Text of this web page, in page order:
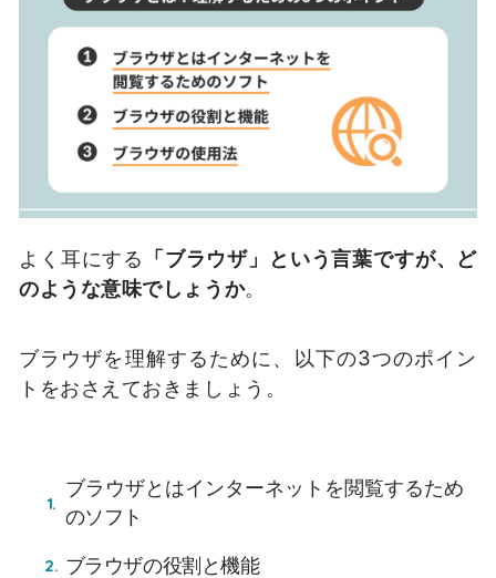
よく耳にする 「ブラウザ」という言葉ですが、ど
のような意味でしょうか。
ブラウザを理解するために、以下の3つのポイン
トをおさえておきましょう。
ブラウザとはインターネットを閲覧するため
のソフト
ブラウザの役割と機能